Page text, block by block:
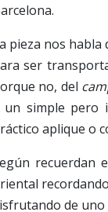
pieza nos habla
ser
no, del
un simple pero
aplique o
recuerdan
de